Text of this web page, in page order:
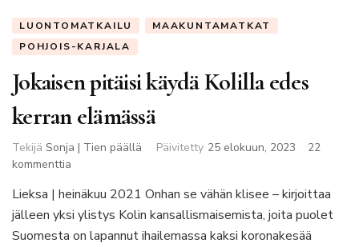
LUONTOMATKAILU
MAAKUNTAMATKAT
POHJOIS-KARJALA
Jokaisen pitäisi käydä Kolilla edes
kerran elämässä
Tekijä Sonja | Tien päällä Päivitetty 25 elokuun, 2023
22
kommenttia
pitäisi
käydä
Kolilla
Lieksa | heinäkuu 2021 Onhan se vähän klisee – kirjoittaa
jälleen yksi ylistys Kolin kansallismaisemista, joita puolet
Suomesta on lapannut ihailemassa kaksi koronakesää